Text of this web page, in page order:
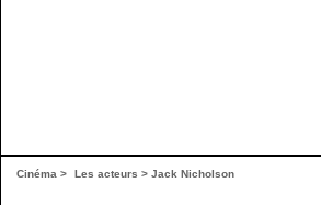
Cinéma > Les acteurs > Jack Nicholson